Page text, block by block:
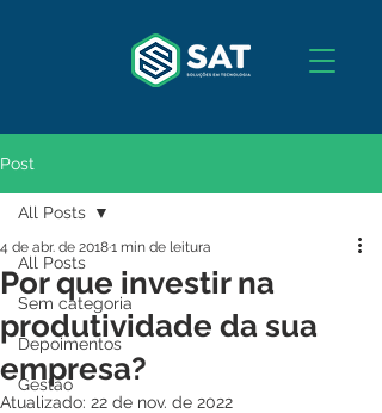
Post
All Posts
Sem categoria
Depoimentos
Gestão
All Posts
Por que investir na
produtividade da sua
empresa?
4 de abr. de 20181 min de leitura
Atualizado: 22 de nov. de 2022